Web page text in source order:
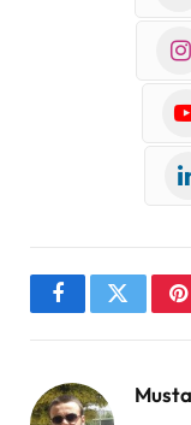
FacebookTwitter